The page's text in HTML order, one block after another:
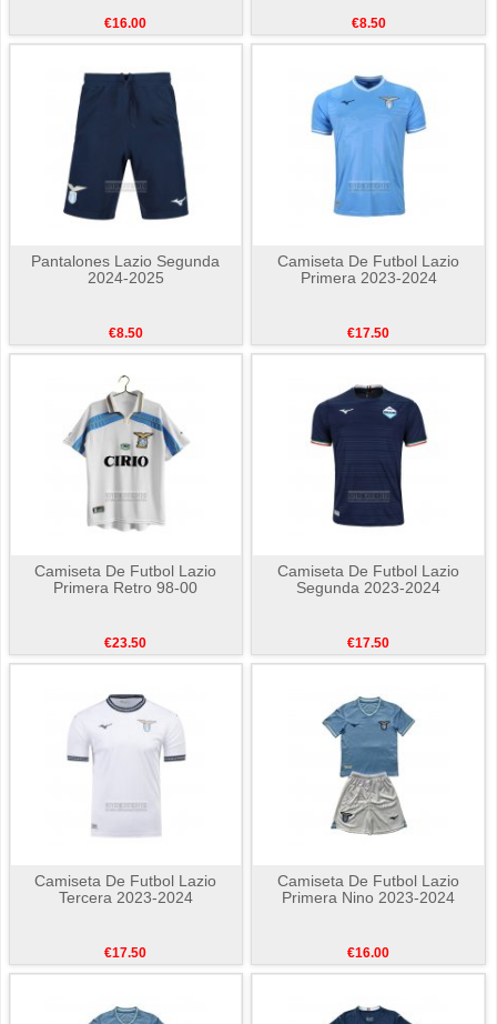
€16.00 €8.50
Pantalones Lazio Segunda
2024-2025
€8.50
Camiseta De Futbol Lazio
Primera 2023-2024
€17.50
Camiseta De Futbol Lazio
Primera Retro 98-00
€23.50
Camiseta De Futbol Lazio
Segunda 2023-2024
€17.50
Camiseta De Futbol Lazio
Tercera 2023-2024
€17.50
Camiseta De Futbol Lazio
Primera Nino 2023-2024
€16.00